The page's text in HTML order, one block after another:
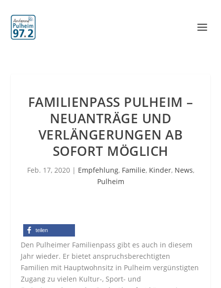
FAMILIENPASS PULHEIM –
NEUANTRÄGE UND
VERLÄNGERUNGEN AB
SOFORT MÖGLICH
Feb. 17, 2020| Empfehlung, Familie, Kinder, News,
Pulheim
teilen
Den Pulheimer Familienpass gibt es auch in diesem
Jahr wieder. Er bietet anspruchsberechtigten
Familien mit Hauptwohnsitz in Pulheim vergünstigten
Zugang zu vielen Kultur-, Sport- und